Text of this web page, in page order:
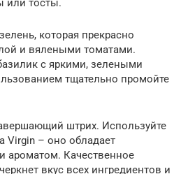
или тосты.
которая прекрасно
и вялеными томатами.
с яркими, зелеными
тщательно промойте
штрих. Используйте
Virgin – оно обладает
Качественное
вкус всех ингредиентов и